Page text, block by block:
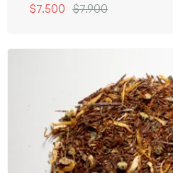
$7.900
$7.500